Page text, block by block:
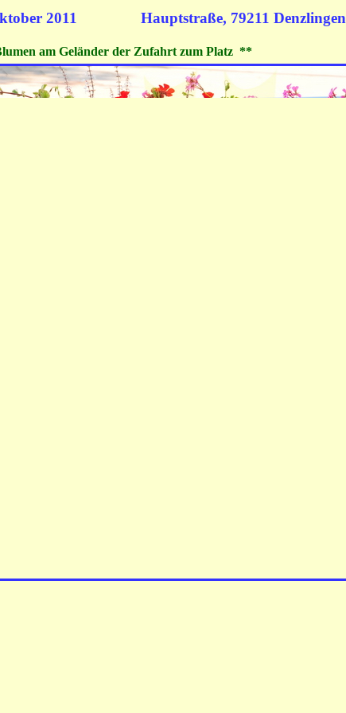
Oktober 2011 Hauptstraße, 79211 Denzlingen
der Zufahrt zum Platz **